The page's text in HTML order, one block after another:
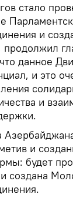
стало
и
что данное
и это
и
и
будет